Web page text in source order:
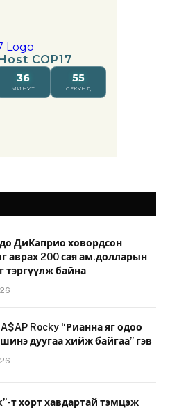
ДиКаприо ховордсон
аврах 200 сая ам.долларын
тэргүүлж байна
Rocky “Рианна яг одоо
дуугаа хийж байгаа” гэв
т хорт хавдартай тэмцэж